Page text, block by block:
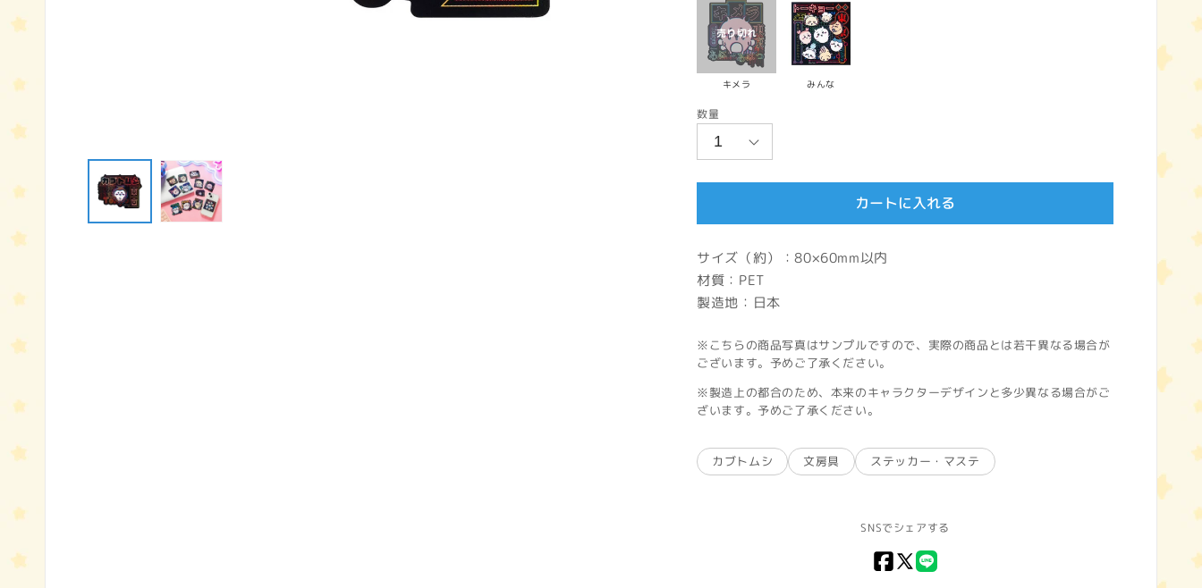
ー
キメラ みんな
数量
カートに入れる
サイズ（約）：80×60mm以内
材質：PET
製造地：日本
※こちらの商品写真はサンプルですので、実際の商品とは若干異なる場合が
ございます。予めご了承ください。
※製造上の都合のため、本来のキャラクターデザインと多少異なる場合がご
ざいます。予めご了承ください。
カブトムシ 文房具 ステッカー・マステ
SNSでシェアする
Facebook
X